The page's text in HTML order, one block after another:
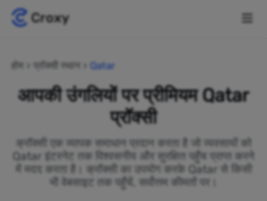
होम प्रॉक्सी स्थान Qatar
आपकी उंगलियों पर प्रीमियम Qatar
प्रॉक्सी
क्रॉक्सी एक व्यापक समाधान प्रदान करता है जो व्यवसायों को
Qatar इंटरनेट तक विश्वसनीय और सुरक्षित पहुँच प्राप्त करने
में मदद करता है। क्रॉक्सी का उपयोग करके Qatar से किसी
भी वेबसाइट तक पहुँचें, सर्वोत्तम कीमतों पर।